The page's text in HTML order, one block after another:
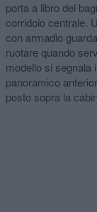
porta a libro del
corridoio centrale.
con armadio
ruotare quando
modello si segnala
panoramico
posto sopra la